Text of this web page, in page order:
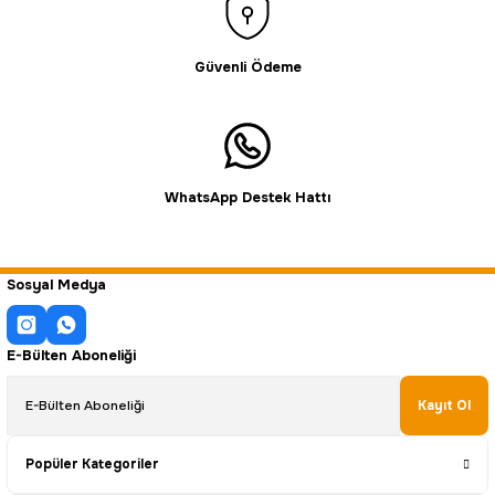
Güvenli Ödeme
WhatsApp Destek Hattı
Sosyal Medya
E-Bülten Aboneliği
Kayıt Ol
Popüler Kategoriler